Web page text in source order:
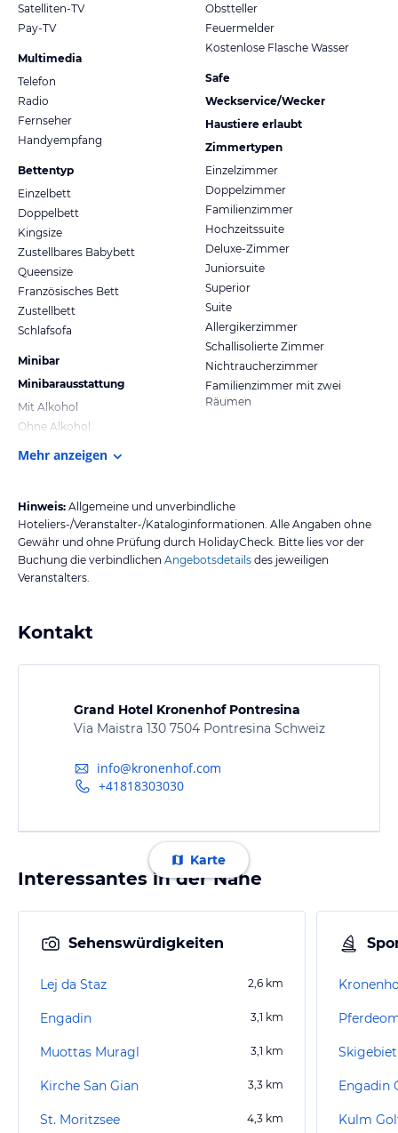
Satelliten-TV
Pay-TV
Multimedia
Telefon
Radio
Fernseher
Handyempfang
Bettentyp
Einzelbett
Doppelbett
Kingsize
Zustellbares Babybett
Queensize
Französisches Bett
Zustellbett
Schlafsofa
Minibar
Minibarausstattung
Mit Alkohol
Ohne Alkohol
Obstteller
Feuermelder
Kostenlose Flasche Wasser
Safe
Weckservice/Wecker
Haustiere erlaubt
Zimmertypen
Einzelzimmer
Doppelzimmer
Familienzimmer
Hochzeitssuite
Deluxe-Zimmer
Juniorsuite
Superior
Suite
Allergikerzimmer
Schallisolierte Zimmer
Nichtraucherzimmer
Familienzimmer mit zwei
Räumen
Mehr anzeigen
Hinweis: Allgemeine und unverbindliche
Hoteliers-/Veranstalter-/Kataloginformationen. Alle Angaben ohne
Gewähr und ohne Prüfung durch HolidayCheck. Bitte lies vor der
Buchung die verbindlichen Angebotsdetails des jeweiligen
Veranstalters.
Kontakt
Grand Hotel Kronenhof Pontresina
Via Maistra 130 7504 Pontresina Schweiz
info@kronenhof.com
+41818303030
Karte
Interessantes in der Nähe
Sehenswürdigkeiten
Lej da Staz 2,6 km
Engadin 3,1 km
Muottas Muragl 3,1 km
Kirche San Gian 3,3 km
St. Moritzsee 4,3 km
Engadin
Kulm